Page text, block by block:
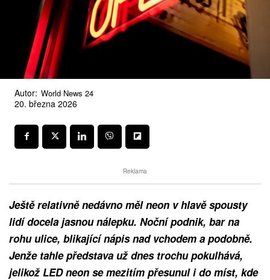
Autor: World News 24
20. března 2026
Reklama
Ještě relativně nedávno měl neon v hlavě spousty
lidí docela jasnou nálepku. Noční podnik, bar na
rohu ulice, blikající nápis nad vchodem a podobně.
Jenže tahle představa už dnes trochu pokulhává,
jelikož LED neon se mezitím přesunul i do míst, kde